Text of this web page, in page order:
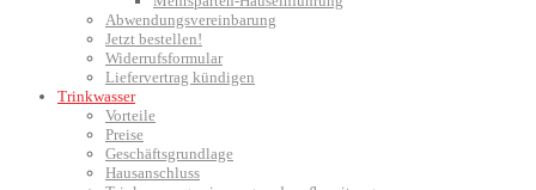
Abwendungsvereinbarung
Jetzt bestellen!
Widerrufsformular
Liefervertrag kündigen
Trinkwasser
Vorteile
Preise
Geschäftsgrundlage
Hausanschluss